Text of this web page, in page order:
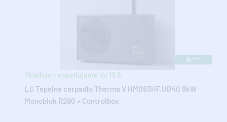
Skladom - expedujeme do 13.8.
LG Tepelné čerpadlo Therma V HM093HF.UB40 9kW
Monoblok R290 + Controlbox